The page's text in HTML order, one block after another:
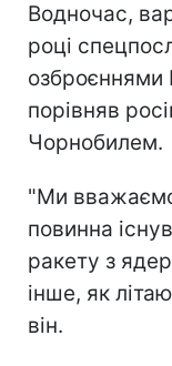
Водночас,
році
озброєннями
порівняв
Чорнобилем.
"Ми
повинна
ракету з
інше, як
він.